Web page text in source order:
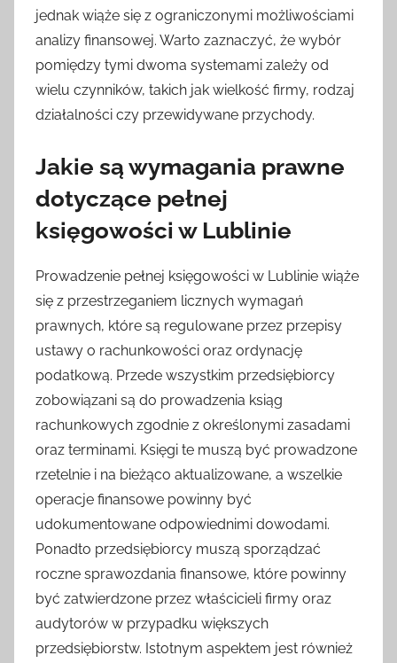
jednak wiąże się z ograniczonymi możliwościami
analizy finansowej. Warto zaznaczyć, że wybór
pomiędzy tymi dwoma systemami zależy od
wielu czynników, takich jak wielkość firmy, rodzaj
działalności czy przewidywane przychody.
Jakie są wymagania prawne
dotyczące pełnej
księgowości w Lublinie
Prowadzenie pełnej księgowości w Lublinie wiąże
się z przestrzeganiem licznych wymagań
prawnych, które są regulowane przez przepisy
ustawy o rachunkowości oraz ordynację
podatkową. Przede wszystkim przedsiębiorcy
zobowiązani są do prowadzenia ksiąg
rachunkowych zgodnie z określonymi zasadami
oraz terminami. Księgi te muszą być prowadzone
rzetelnie i na bieżąco aktualizowane, a wszelkie
operacje finansowe powinny być
udokumentowane odpowiednimi dowodami.
Ponadto przedsiębiorcy muszą sporządzać
roczne sprawozdania finansowe, które powinny
być zatwierdzone przez właścicieli firmy oraz
audytorów w przypadku większych
przedsiębiorstw. Istotnym aspektem jest również